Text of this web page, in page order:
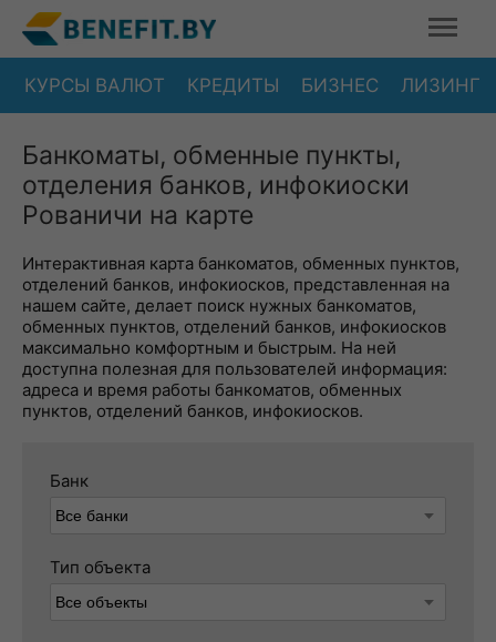
КУРСЫ ВАЛЮТ КРЕДИТЫ БИЗНЕС ЛИЗИНГ
Банкоматы, обменные пункты,
отделения банков, инфокиоски
Рованичи на карте
Интерактивная карта банкоматов, обменных пунктов,
отделений банков, инфокиосков, представленная на
нашем сайте, делает поиск нужных банкоматов,
обменных пунктов, отделений банков, инфокиосков
максимально комфортным и быстрым. На ней
доступна полезная для пользователей информация:
адреса и время работы банкоматов, обменных
пунктов, отделений банков, инфокиосков.
Банк
Тип объекта